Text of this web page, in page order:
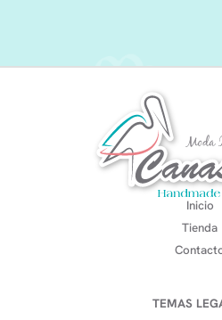
Inicio
Tienda
TEMAS